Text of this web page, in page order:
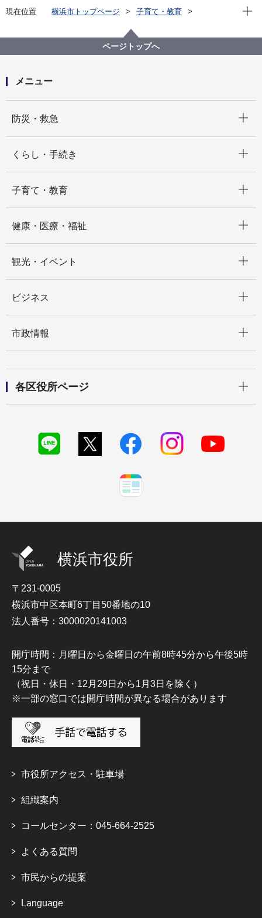
現在位置 横浜市トップページ
子育て・教育
親と子のつどいの広場
現在
ページトップへ
メニュー
防災・救急
くらし・手続き
子育て・教育
健康・医療・福祉
観光・イベント
ビジネス
市政情報
各区役所ページ
横浜市役所
〒231-0005
横浜市中区本町6丁目50番地の10
法人番号：3000020141003
開庁時間：月曜日から金曜日の午前8時45分から午後5時
15分まで
（祝日・休日・12月29日から1月3日を除く）
※一部の窓口では開庁時間が異なる場合があります
市役所アクセス・駐車場
組織案内
コールセンター：045-664-2525
よくある質問
市民からの提案
Language